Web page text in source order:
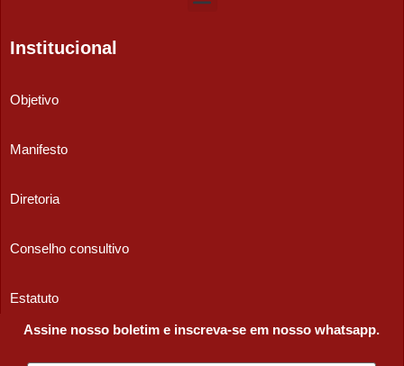
Institucional
Objetivo
Manifesto
Diretoria
Conselho consultivo
Estatuto
Assine nosso boletim e inscreva-se em nosso whatsapp.